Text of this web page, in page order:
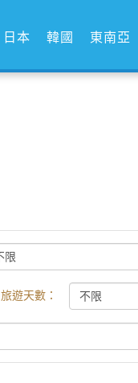
日本 韓國 東南亞
旅遊天數：